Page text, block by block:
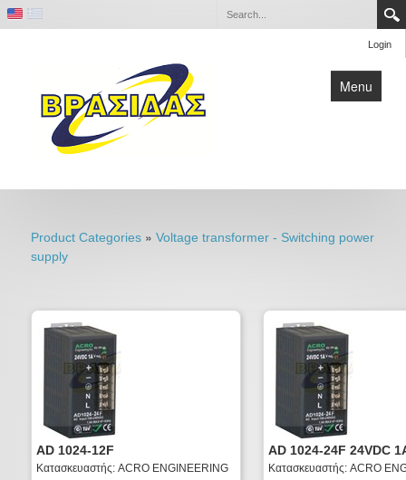
Login
Menu
Home
Company
Product Categories »Voltage transformer - Switching power
supply
AD 1024-12F
Κατασκευαστής: ACRO ENGINEERING
AD 1024-24F 24VDC
Κατασκευαστής: ACRO